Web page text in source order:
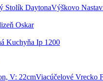
Výškovo
Oskar
Kuchyňa Ip 1200
Viacúčelové Vrecko